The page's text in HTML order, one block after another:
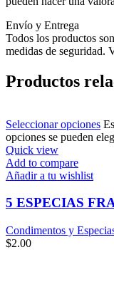
Envío y Entrega
Todos los productos
medidas de seguridad.
Productos
Seleccionar opciones
opciones se pueden
Quick view
Add to compare
Añadir a tu wishlist
5 ESPECIAS
Condimentos y
$2.00